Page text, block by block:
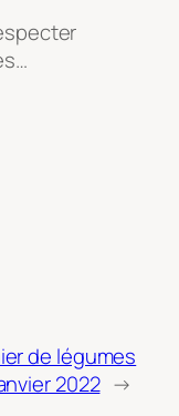
de légumes
2022 →